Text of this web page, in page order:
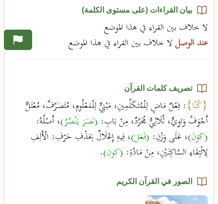
بيان القراءات (على مستوى الكلمة)
لا خلاف بين القراء في هذا الموضع
عند الوصللا خلاف بين القراء في هذا الموضع
تصريف كلمات القرآن
{كُنَّا}: فِعْلٌ مَاضٍ لِلْمُتَكَلِّمِينِ، مَبْنِيٌّ لِلْمَعْلُومِ، مُتَصَرِّفٌ، مُعْتَلٌّ
أَجْوَفُ وَاوِيٌّ، ثُلَاثِيٌّ مُجَرَّدٌ، مِنْ بَابِ: (نَصَرَ يَنْصُرُ)، أَصْلُهُ:
(كَوَنَ)، عَلَى وَزْنِ: (فَعَلَ)، فِيهِ إِعْلَالٌ بِحَذْفِ حَرْفِ: الْأَلِفِ
لِالْتِقَاءِ السَّاكِنَيْنِ، مِنْ مَادَّةِ: (كون).
الصور في القرآن الكريم